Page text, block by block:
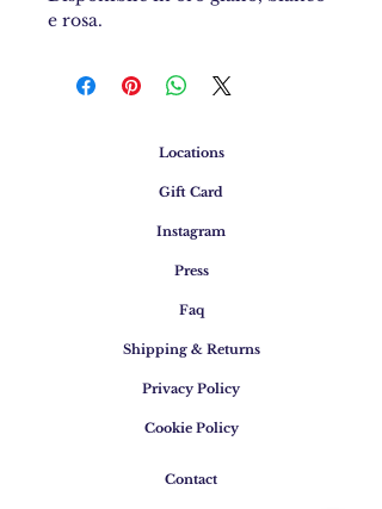
e rosa.
Locations
Gift Card
Instagram
Press
Faq
Shipping & Returns
Privacy Policy
Cookie Policy
Contact